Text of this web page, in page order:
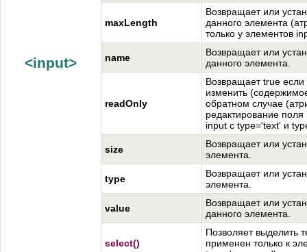
<input>
maxLength
Возвращает или
данного элемента
только у элементов
name
Возвращает или
данного элемента.
readOnly
Возвращает true
изменить
обратном случае
редактирование
input с type='text' и
size
Возвращает или
элемента.
type
Возвращает или
элемента.
value
Возвращает или
данного элемента.
select()
Позволяет выделить
применен только к